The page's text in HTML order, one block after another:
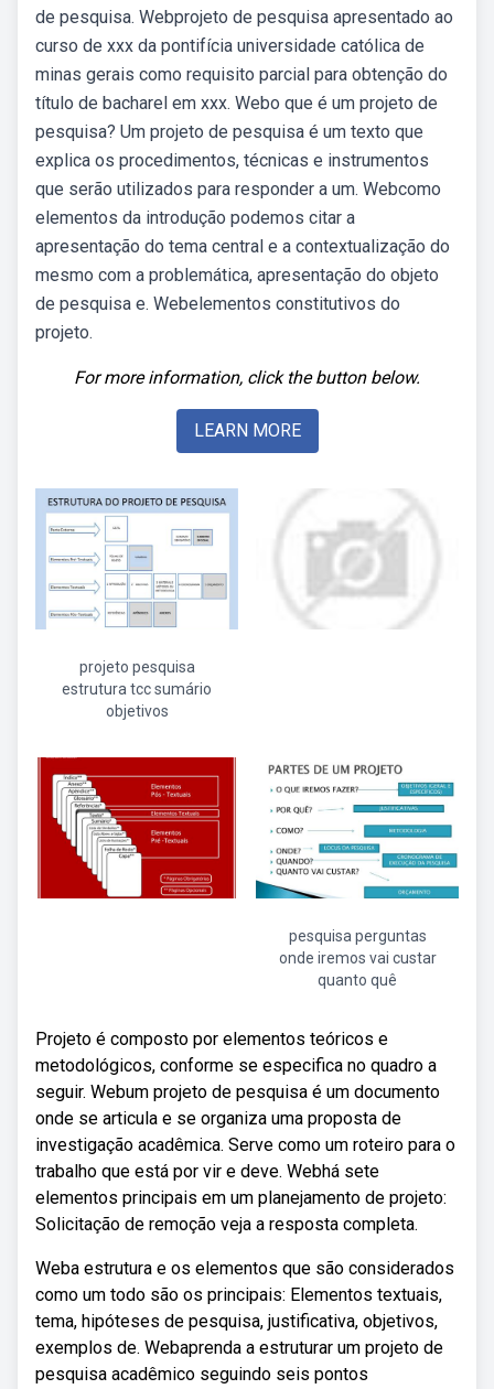
de pesquisa. Webprojeto de pesquisa apresentado ao
curso de xxx da pontifícia universidade católica de
minas gerais como requisito parcial para obtenção do
título de bacharel em xxx. Webo que é um projeto de
pesquisa? Um projeto de pesquisa é um texto que
explica os procedimentos, técnicas e instrumentos
que serão utilizados para responder a um. Webcomo
elementos da introdução podemos citar a
apresentação do tema central e a contextualização do
mesmo com a problemática, apresentação do objeto
de pesquisa e. Webelementos constitutivos do
projeto.
For more information, click the button below.
LEARN MORE
projeto pesquisa
estrutura tcc sumário
objetivos
pesquisa perguntas
onde iremos vai custar
quanto quê
Projeto é composto por elementos teóricos e
metodológicos, conforme se especifica no quadro a
seguir. Webum projeto de pesquisa é um documento
onde se articula e se organiza uma proposta de
investigação acadêmica. Serve como um roteiro para o
trabalho que está por vir e deve. Webhá sete
elementos principais em um planejamento de projeto:
Solicitação de remoção veja a resposta completa.
Weba estrutura e os elementos que são considerados
como um todo são os principais: Elementos textuais,
tema, hipóteses de pesquisa, justificativa, objetivos,
exemplos de. Webaprenda a estruturar um projeto de
pesquisa acadêmico seguindo seis pontos